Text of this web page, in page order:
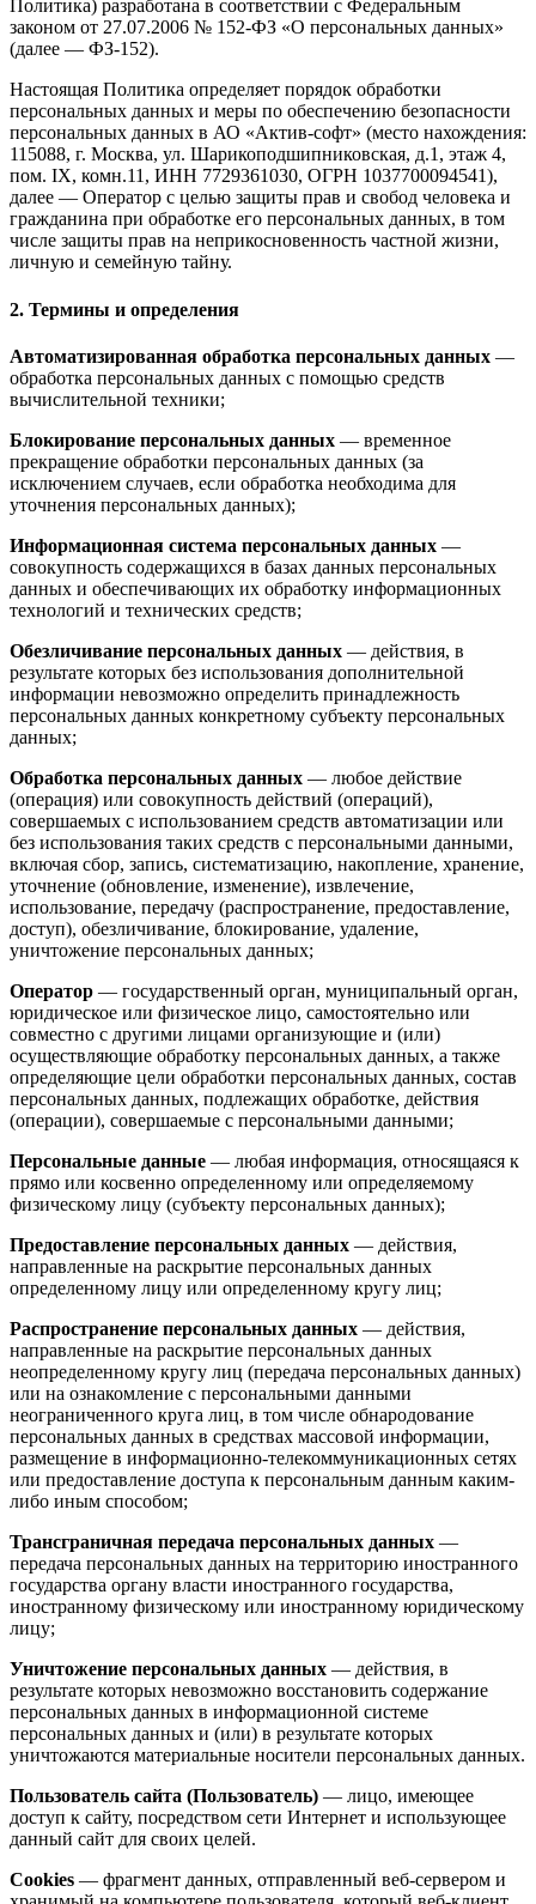
Политика) разработана в соответствии с Федеральным
законом от 27.07.2006 № 152-ФЗ «О персональных данных»
(далее — ФЗ-152).
Настоящая Политика определяет порядок обработки
персональных данных и меры по обеспечению безопасности
персональных данных в АО «Актив-софт» (место нахождения:
115088, г. Москва, ул. Шарикоподшипниковская, д.1, этаж 4,
пом. IX, комн.11, ИНН 7729361030, ОГРН 1037700094541),
далее — Оператор с целью защиты прав и свобод человека и
гражданина при обработке его персональных данных, в том
числе защиты прав на неприкосновенность частной жизни,
личную и семейную тайну.
2. Термины и определения
Автоматизированная обработка персональных данных —
обработка персональных данных с помощью средств
вычислительной техники;
Блокирование персональных данных — временное
прекращение обработки персональных данных (за
исключением случаев, если обработка необходима для
уточнения персональных данных);
Информационная система персональных данных —
совокупность содержащихся в базах данных персональных
данных и обеспечивающих их обработку информационных
технологий и технических средств;
Обезличивание персональных данных — действия, в
результате которых без использования дополнительной
информации невозможно определить принадлежность
персональных данных конкретному субъекту персональных
данных;
Обработка персональных данных — любое действие
(операция) или совокупность действий (операций),
совершаемых с использованием средств автоматизации или
без использования таких средств с персональными данными,
включая сбор, запись, систематизацию, накопление, хранение,
уточнение (обновление, изменение), извлечение,
использование, передачу (распространение, предоставление,
доступ), обезличивание, блокирование, удаление,
уничтожение персональных данных;
Оператор — государственный орган, муниципальный орган,
юридическое или физическое лицо, самостоятельно или
совместно с другими лицами организующие и (или)
осуществляющие обработку персональных данных, а также
определяющие цели обработки персональных данных, состав
персональных данных, подлежащих обработке, действия
(операции), совершаемые с персональными данными;
Персональные данные — любая информация, относящаяся к
прямо или косвенно определенному или определяемому
физическому лицу (субъекту персональных данных);
Предоставление персональных данных — действия,
направленные на раскрытие персональных данных
определенному лицу или определенному кругу лиц;
Распространение персональных данных — действия,
направленные на раскрытие персональных данных
неопределенному кругу лиц (передача персональных данных)
или на ознакомление с персональными данными
неограниченного круга лиц, в том числе обнародование
персональных данных в средствах массовой информации,
размещение в информационно-телекоммуникационных сетях
или предоставление доступа к персональным данным каким-
либо иным способом;
Трансграничная передача персональных данных —
передача персональных данных на территорию иностранного
государства органу власти иностранного государства,
иностранному физическому или иностранному юридическому
лицу;
Уничтожение персональных данных — действия, в
результате которых невозможно восстановить содержание
персональных данных в информационной системе
персональных данных и (или) в результате которых
уничтожаются материальные носители персональных данных.
Пользователь сайта (Пользователь) — лицо, имеющее
доступ к сайту, посредством сети Интернет и использующее
данный сайт для своих целей.
Cookies — фрагмент данных, отправленный веб-сервером и